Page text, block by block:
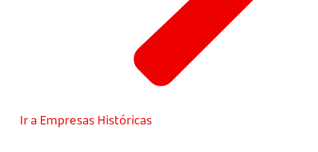
Ir a Empresas Históricas